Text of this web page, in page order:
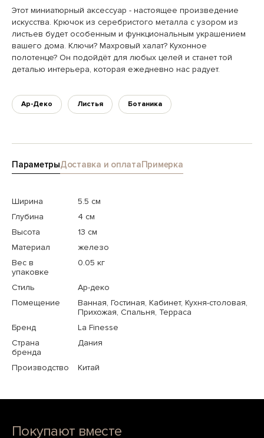
Этот миниатюрный аксессуар - настоящее произведение
искусства. Крючок из серебристого металла с узором из
листьев будет особенным и функциональным украшением
вашего дома. Ключи? Махровый халат? Кухонное
полотенце? Он подойдёт для любых целей и станет той
деталью интерьера, которая ежедневно нас радует.
Ар-Деко Листья Ботаника
ПараметрыДоставка и оплатаПримерка
Ширина
5.5 см
Глубина
4 см
Высота
13 см
Материал
железо
Вес в
упаковке
0.05 кг
Стиль
Ар-деко
Помещение
Ванная, Гостиная, Кабинет, Кухня-столовая,
Прихожая, Спальня, Терраса
Бренд
La Finesse
Страна
бренда
Дания
Производство Китай
Покупают вместе